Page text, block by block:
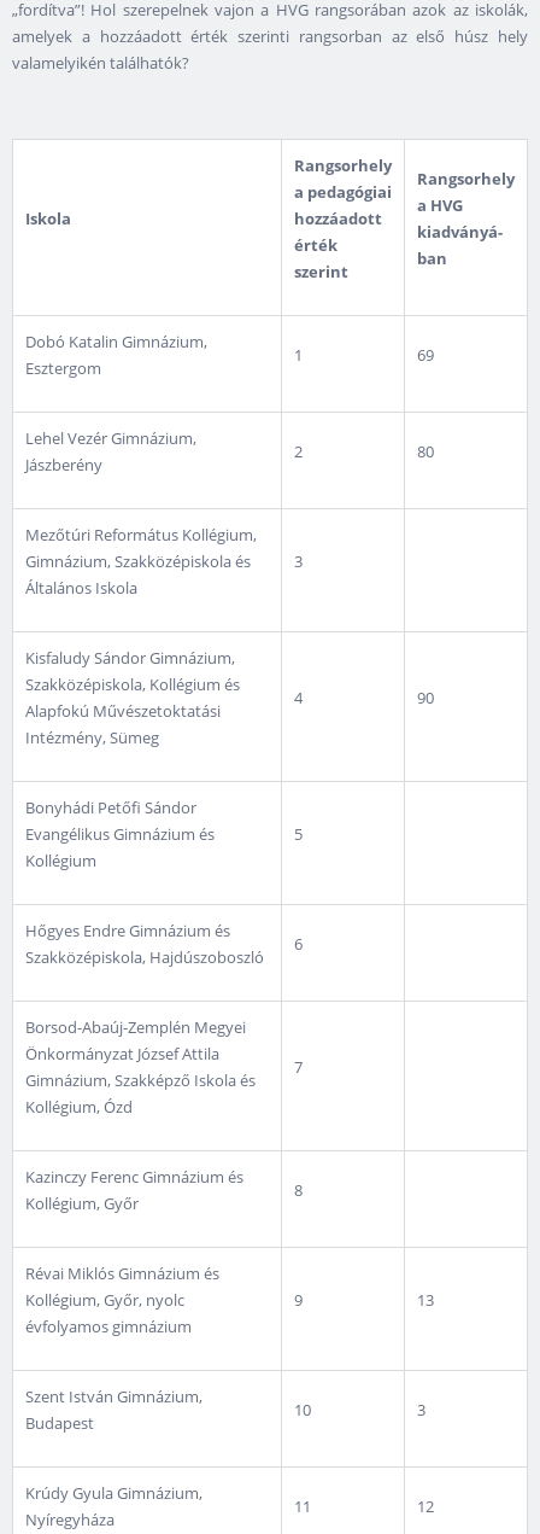
„fordítva”! Hol szerepelnek vajon a HVG rangsorában azok az iskolák,
amelyek a hozzáadott érték szerinti rangsorban az első húsz hely
valamelyikén találhatók?
Iskola
Rangsorhely
a pedagógiai
hozzáadott
érték
szerint
Rangsorhely
a HVG
kiadványá­
ban
Dobó Katalin Gimnázium,
Esztergom
1 69
Lehel Vezér Gimnázium,
Jászberény
2 80
Mezőtúri Református Kollégium,
Gimnázium, Szakközépiskola és
Általános Iskola
3
Kisfaludy Sándor Gimnázium,
Szakközépiskola, Kollégium és
Alapfokú Művészetoktatási
Intézmény, Sümeg
4 90
Bonyhádi Petőfi Sándor
Evangélikus Gimnázium és
Kollégium
5
Hőgyes Endre Gimnázium és
Szakközépiskola, Hajdúszoboszló
6
Borsod-Abaúj-Zemplén Megyei
Önkormányzat József Attila
Gimnázium, Szakképző Iskola és
Kollégium, Ózd
7
Kazinczy Ferenc Gimnázium és
Kollégium, Győr
8
Révai Miklós Gimnázium és
Kollégium, Győr, nyolc
évfolyamos gimnázium
9 13
Szent István Gimnázium,
Budapest
10 3
Krúdy Gyula Gimnázium,
Nyíregyháza
11 12